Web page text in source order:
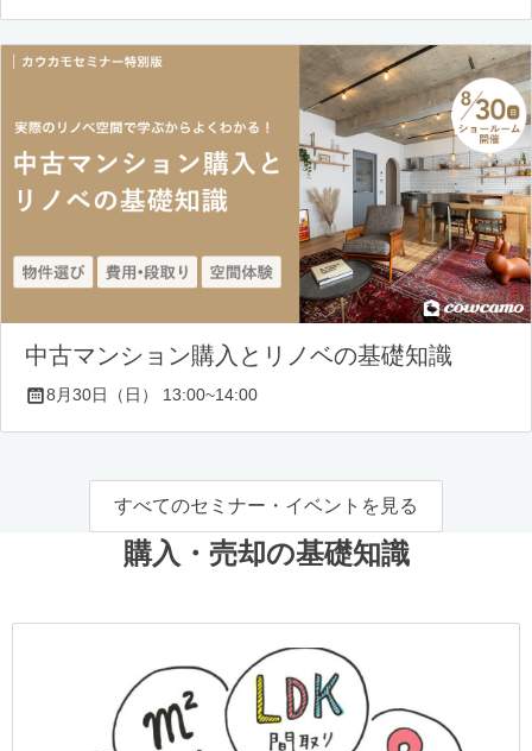
中古マンション購入とリノベの基礎知識
8月30日（日） 13:00~14:00
すべてのセミナー・イベントを見る
購入・売却の基礎知識